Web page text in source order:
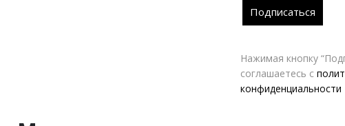
Нажимая кнопку
соглашаетесь с
конфиденциальности